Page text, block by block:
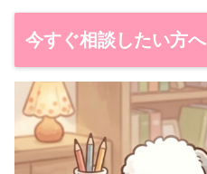
今すぐ相談したい方へ